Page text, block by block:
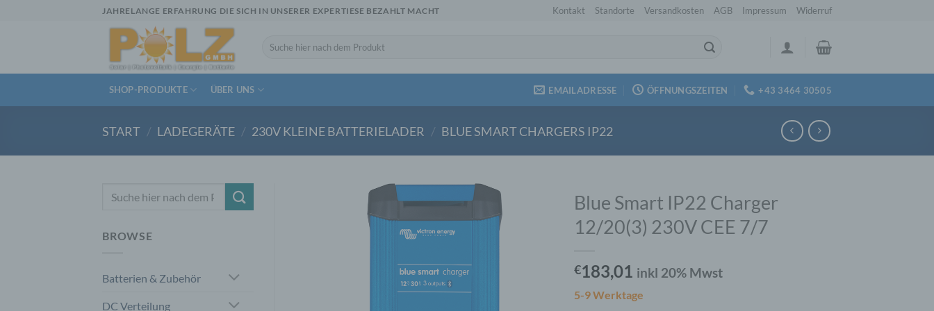
JAHRELANGE ERFAHRUNG DIE SICH IN UNSERER EXPERTIESE BEZAHLT MACHT Kontakt Standorte Versandkosten AGB Impressum Widerruf
Suchen
SHOP-PRODUKTE ÜBER UNS EMAILADRESSE ÖFFNUNGSZEITEN +43 3464 30505
START / LADEGERÄTE / 230V KLEINE BATTERIELADER / BLUE SMART CHARGERS IP22
BROWSE
Batterien & Zubehör
DC Verteilung
Blue Smart IP22 Charger
12/20(3) 230V CEE 7/7
€183,01 inkl 20% Mwst
5-9 Werktage